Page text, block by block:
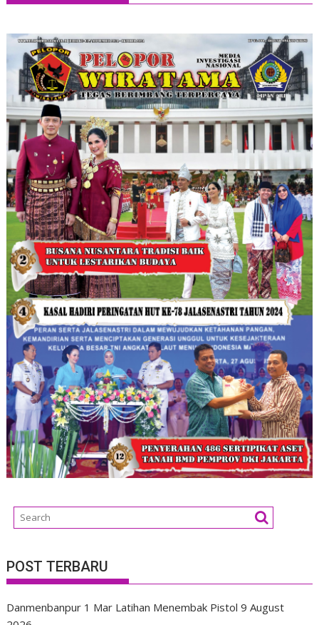
POST TERBARU
Danmenbanpur 1 Mar Latihan Menembak Pistol 9 August